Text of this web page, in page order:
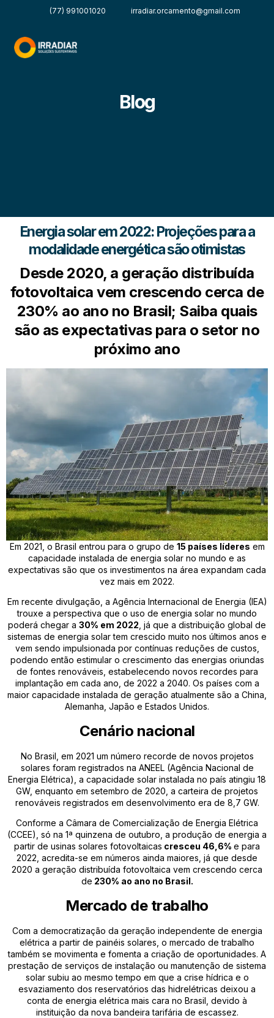
(77) 991001020 irradiar.orcamento@gmail.com
Blog
Energia solar em 2022: Projeções para a
modalidade energética são otimistas
Desde 2020, a geração distribuída
fotovoltaica vem crescendo cerca de
230% ao ano no Brasil; Saiba quais
são as expectativas para o setor no
próximo ano
Em 2021, o Brasil entrou para o grupo de 15 países líderes em
capacidade instalada de energia solar no mundo e as
expectativas são que os investimentos na área expandam cada
vez mais em 2022.
Em recente divulgação, a Agência Internacional de Energia (IEA)
trouxe a perspectiva que o uso de energia solar no mundo
poderá chegar a 30% em 2022 , já que a distribuição global de
sistemas de energia solar tem crescido muito nos últimos anos e
vem sendo impulsionada por contínuas reduções de custos,
podendo então estimular o crescimento das energias oriundas
de fontes renováveis, estabelecendo novos recordes para
implantação em cada ano, de 2022 a 2040. Os países com a
maior capacidade instalada de geração atualmente são a China,
Alemanha, Japão e Estados Unidos.
Cenário nacional
No Brasil, em 2021 um número recorde de novos projetos
solares foram registrados na ANEEL (Agência Nacional de
Energia Elétrica), a capacidade solar instalada no país atingiu 18
GW, enquanto em setembro de 2020, a carteira de projetos
renováveis ​​registrados em desenvolvimento era de 8,7 GW.
Conforme a Câmara de Comercialização de Energia Elétrica
(CCEE), só na 1ª quinzena de outubro, a produção de energia a
partir de usinas solares fotovoltaicas cresceu 46,6% e para
2022, acredita-se em números ainda maiores, já que desde
2020 a geração distribuída fotovoltaica vem crescendo cerca
de 230% ao ano no Brasil.
Mercado de trabalho
Com a democratização da geração independente de energia
elétrica a partir de painéis solares, o mercado de trabalho
também se movimenta e fomenta a criação de oportunidades. A
prestação de serviços de instalação ou manutenção de sistema
solar subiu ao mesmo tempo em que a crise hídrica e o
esvaziamento dos reservatórios das hidrelétricas deixou a
conta de energia elétrica mais cara no Brasil, devido à
instituição da nova bandeira tarifária de escassez.